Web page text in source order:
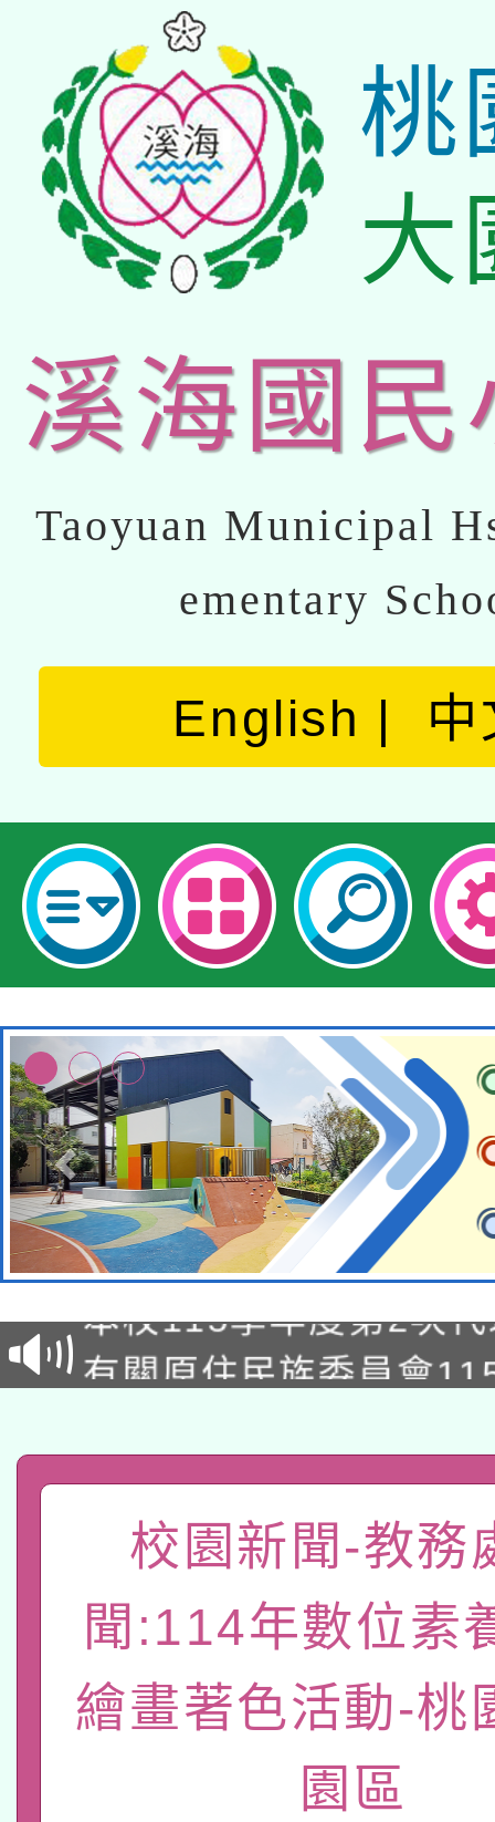
桃
大
溪海國民
Taoyuan Municipal
ementary
English 中
本校115學年度第1次
次招考甄選結果公告(
有關原住民族委員會
一案。
答一案
有關本府115年70歲以
人員健康講座「吃得安
心」，鼓勵退休同仁踴
案。
本校115學年度第2次
招)
適應運動共學行動站研
本館辦理115年度閱讀
暨閱讀推動專業研習
科技賦能─人工智慧
A3數位素養講師名單
本校115學年度第1次
校園新聞-教務
聞:114年數位素
繪畫著色活動-桃
園區